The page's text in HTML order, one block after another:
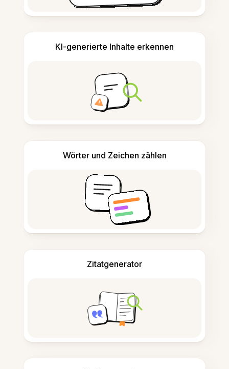
KI-generierte Inhalte erkennen
Wörter und Zeichen zählen
Zitatgenerator